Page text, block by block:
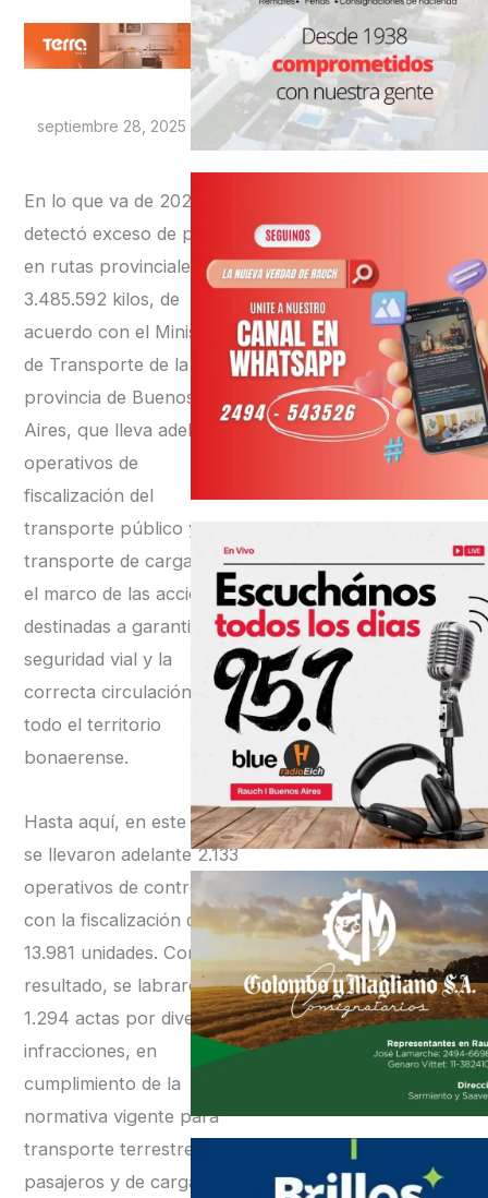
septiembre 28, 2025
En lo que va de 2025 se
detectó exceso de peso
en rutas provinciales por
3.485.592 kilos, de
acuerdo con el Ministerio
de Transporte de la
provincia de Buenos
Aires, que lleva adelante
operativos de
fiscalización del
transporte público y
transporte de cargas, en
el marco de las acciones
destinadas a garantizar la
seguridad vial y la
correcta circulación en
todo el territorio
bonaerense.
Hasta aquí, en este 2025
se llevaron adelante 2.133
operativos de control,
con la fiscalización de
13.981 unidades. Como
resultado, se labraron
1.294 actas por diversas
infracciones, en
cumplimiento de la
normativa vigente para
transporte terrestre de
pasajeros y de cargas.